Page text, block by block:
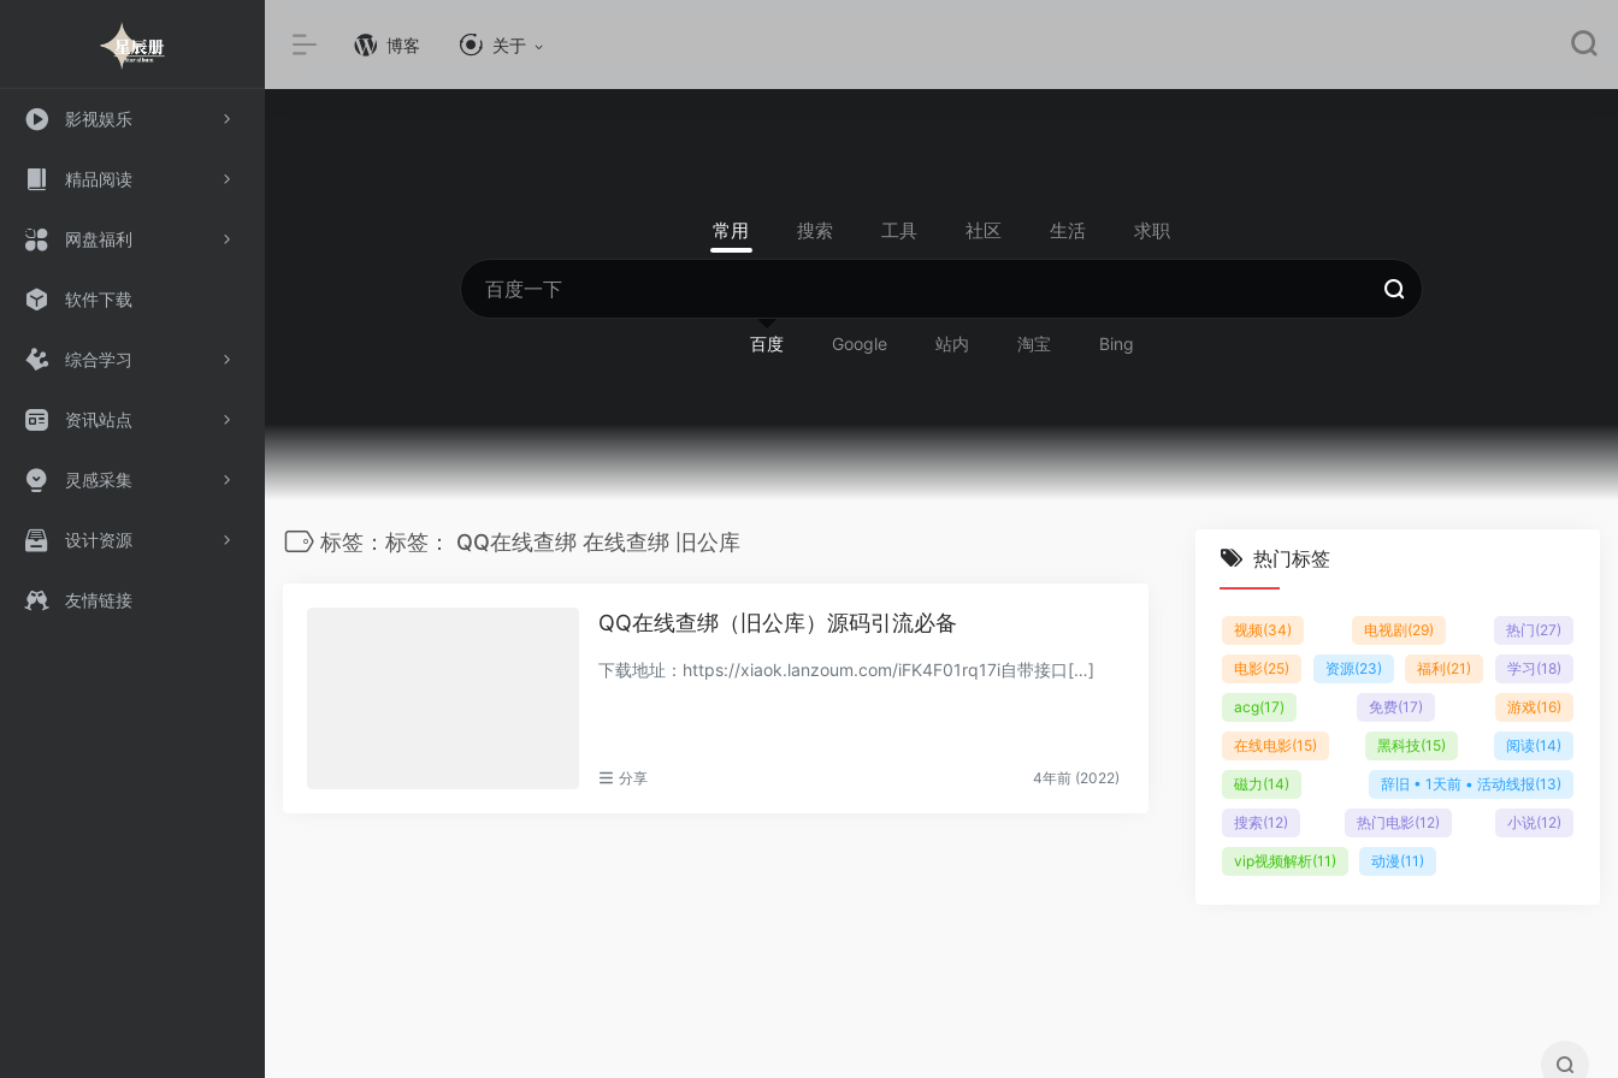
影视娱乐
精品阅读
网盘福利
软件下载
综合学习
资讯站点
灵感采集
设计资源
友情链接
博客 关于
常用 搜索 工具 社区 生活 求职
百度 Google 站内 淘宝 Bing
标签：标签： QQ在线查绑 在线查绑 旧公库
QQ在线查绑（旧公库）源码引流必备
下载地址：https://xiaok.lanzoum.com/iFK4F01rq17i自带接口[…]
分享 4年前 (2022)
热门标签
视频(34) 电视剧(29) 热门(27)
电影(25) 资源(23) 福利(21) 学习 (18)
acg(17) 免费(17) 游戏(16)
在线电影(15) 黑科技(15) 阅读(14)
磁力(14) 辞旧 • 1天前 • 活动线报(13)
搜索(12) 热门电影(12) 小说(12)
vip视频解析(11) 动漫(11)